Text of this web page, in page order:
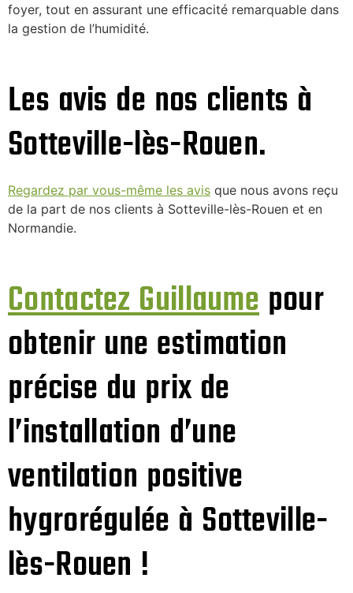
foyer, tout en assurant une efficacité remarquable dans
la gestion de l’humidité.
Les avis de nos clients à
Sotteville-lès-Rouen.
Regardez par vous-même les avis que nous avons reçu
de la part de nos clients à Sotteville-lès-Rouen et en
Normandie.
Contactez Guillaumepour
obtenir une estimation
précise du prix de
l’installation d’une
ventilation positive
hygrorégulée à Sotteville-
lès-Rouen !